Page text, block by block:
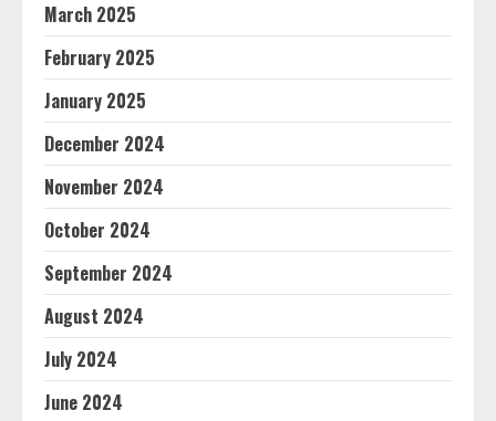
March 2025
February 2025
January 2025
December 2024
November 2024
October 2024
September 2024
August 2024
July 2024
June 2024